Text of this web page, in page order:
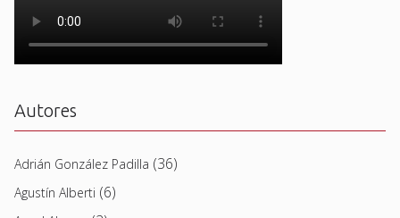
Autores
Adrián González Padilla (36)
Agustín Alberti (6)